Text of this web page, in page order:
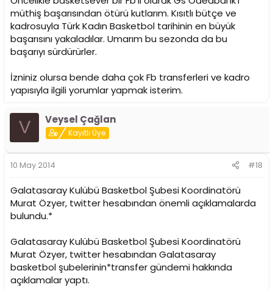
müthiş başarısından ötürü kutlarım. Kısıtlı bütçe ve
kadrosuyla Türk Kadın Basketbol tarihinin en büyük
başarısını yakaladılar. Umarım bu sezonda da bu
başarıyı sürdürürler.
İzniniz olursa bende daha çok Fb transferleri ve kadro
yapısıyla ilgili yorumlar yapmak isterim.
V Veysel Çağlan
Kayıtlı Üye
10 May 2014 #18
Galatasaray Kulübü Basketbol Şubesi Koordinatörü
Murat Özyer, twitter hesabından önemli açıklamalarda
bulundu.*
Galatasaray Kulübü Basketbol Şubesi Koordinatörü
Murat Özyer, twitter hesabından Galatasaray
basketbol şubelerinin*transfer gündemi hakkında
açıklamalar yaptı.